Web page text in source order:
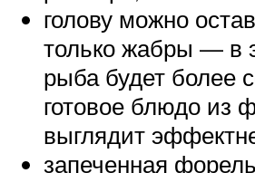
голову можно
только жабры — в
рыба будет более
готовое блюдо из
выглядит
запеченная